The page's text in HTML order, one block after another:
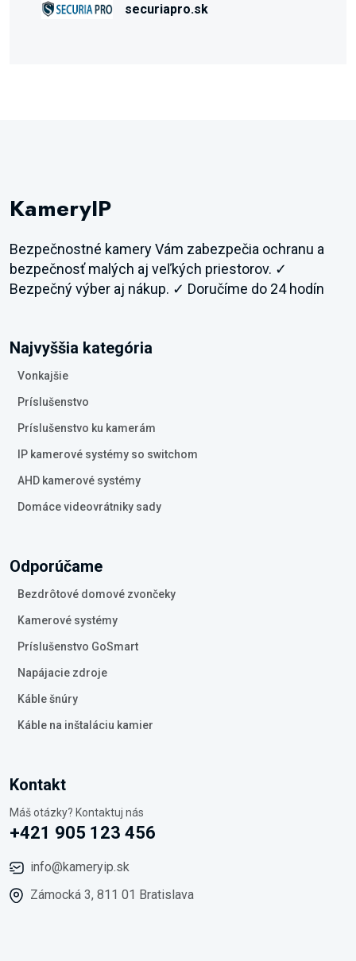
securiapro.sk
KameryIP
Bezpečnostné kamery Vám zabezpečia ochranu a
bezpečnosť malých aj veľkých priestorov. ✓
Bezpečný výber aj nákup. ✓ Doručíme do 24 hodín
Najvyššia kategória
Vonkajšie
Príslušenstvo
Príslušenstvo ku kamerám
IP kamerové systémy so switchom
AHD kamerové systémy
Domáce videovrátniky sady
Odporúčame
Bezdrôtové domové zvončeky
Kamerové systémy
Príslušenstvo GoSmart
Napájacie zdroje
Káble šnúry
Káble na inštaláciu kamier
Kontakt
Máš otázky? Kontaktuj nás
+421 905 123 456
info@kameryip.sk
Zámocká 3, 811 01 Bratislava